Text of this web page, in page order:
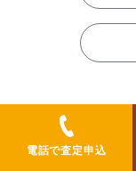
電話で査定申込